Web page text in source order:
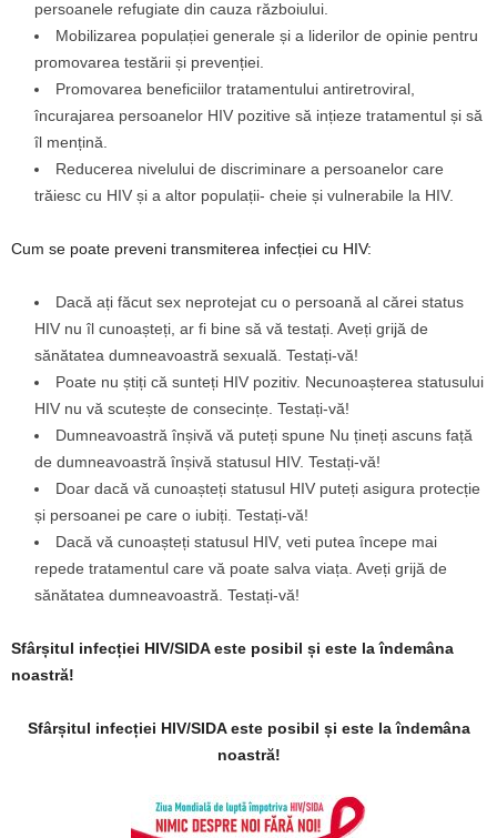
persoanele refugiate din cauza războiului.
Mobilizarea populației generale și a liderilor de opinie pentru
promovarea testării și prevenției.
Promovarea beneficiilor tratamentului antiretroviral,
încurajarea persoanelor HIV pozitive să ințieze tratamentul și să
îl mențină.
Reducerea nivelului de discriminare a persoanelor care
trăiesc cu HIV și a altor populații- cheie și vulnerabile la HIV.
Cum se poate preveni transmiterea infecției cu HIV:
Dacă ați făcut sex neprotejat cu o persoană al cărei status
HIV nu îl cunoașteți, ar fi bine să vă testați. Aveți grijă de
sănătatea dumneavoastră sexuală. Testați-vă!
Poate nu știți că sunteți HIV pozitiv. Necunoașterea statusului
HIV nu vă scutește de consecințe. Testați-vă!
Dumneavoastră înșivă vă puteți spune Nu țineți ascuns față
de dumneavoastră înșivă statusul HIV. Testați-vă!
Doar dacă vă cunoașteți statusul HIV puteți asigura protecție
și persoanei pe care o iubiți. Testați-vă!
Dacă vă cunoașteți statusul HIV, veti putea începe mai
repede tratamentul care vă poate salva viața. Aveți grijă de
sănătatea dumneavoastră. Testați-vă!
Sfârșitul infecției HIV/SIDA este posibil și este la îndemâna
noastră!
Sfârșitul infecției HIV/SIDA este posibil și este la îndemâna
noastră!